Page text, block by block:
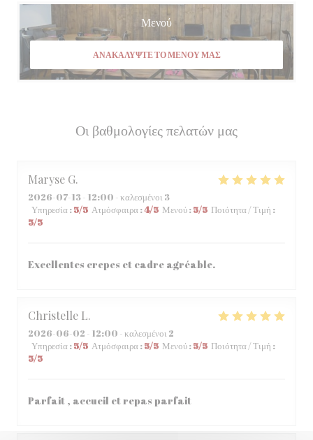
Οι βαθμολογίες πελατών μας
Maryse G
2026-07-13- 12:00 - καλεσμένοι 3
Υπηρεσία:5/5 Ατμόσφαιρα:4/5 Μενού:5/5 Ποιότητα / Τιμή :
5/5
Excellentes crepes et cadre agréable.
Christelle L
2026-06-02 - 12:00 - καλεσμένοι 2
Υπηρεσία:5/5 Ατμόσφαιρα:5/5 Μενού:5/5 Ποιότητα / Τιμή :
5/5
Parfait , accueil et repas parfait
Μενού
ΑΝΑΚΑΛΎΨΤΕ ΤΟ ΜΕΝΟΎ ΜΑΣ